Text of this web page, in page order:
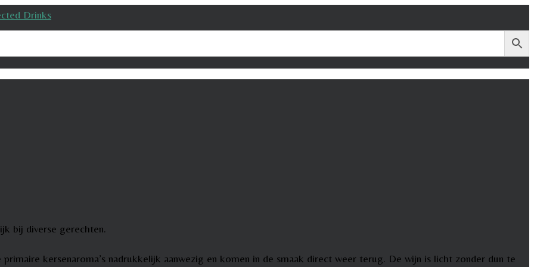
bij diverse gerechten.
kersenaroma’s nadrukkelijk aanwezig en komen in de smaak direct weer terug. De wijn is licht zonder dun te